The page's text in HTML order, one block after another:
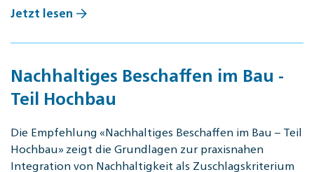
Jetzt lesen
Nachhaltiges Beschaffen im Bau -
Teil Hochbau
Die Empfehlung «Nachhaltiges Beschaffen im Bau – Teil
Hochbau» zeigt die Grundlagen zur praxisnahen
Integration von Nachhaltigkeit als Zuschlagskriterium